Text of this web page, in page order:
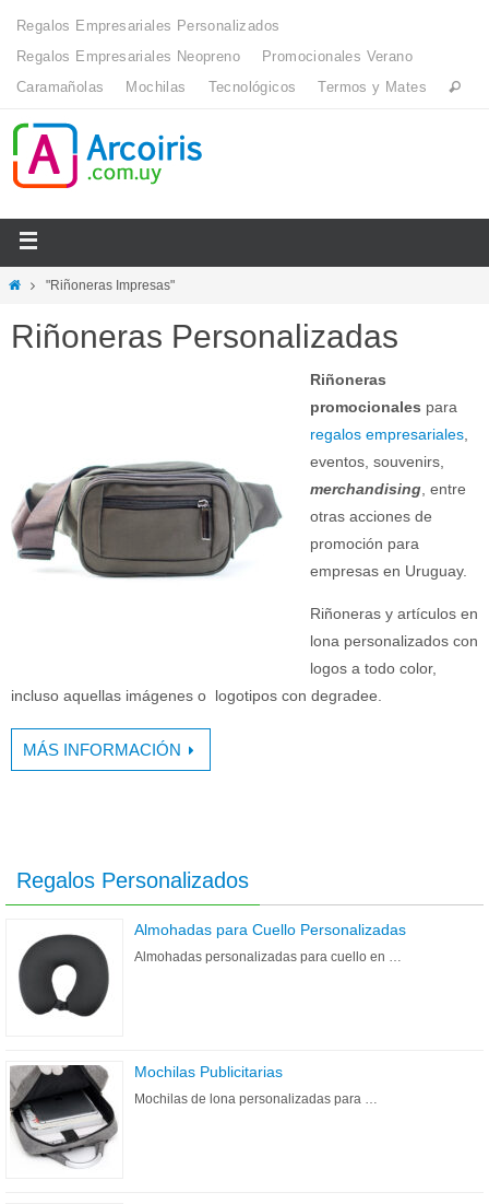
Regalos Empresariales Personalizados
Regalos Empresariales Neopreno
Promocionales Verano
Caramañolas
Mochilas Tecnológicos Termos y Mates
"Riñoneras Impresas"
Riñoneras Personalizadas
Riñoneras
promocionales para
regalos empresariales
eventos, souvenirs,
merchandising , entre
otras acciones de
promoción para
empresas en Uruguay.
Riñoneras y artículos en
lona personalizados con
logos a todo color,
incluso aquellas imágenes o logotipos con degradee.
MÁS INFORMACIÓN
Regalos Personalizados
Almohadas para Cuello Personalizadas
Almohadas personalizadas para cuello en …
Mochilas Publicitarias
Mochilas de lona personalizadas para …